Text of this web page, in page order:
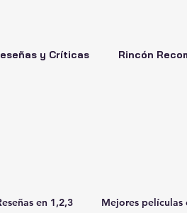
y Críticas Rincón
en 1,2,3 Mejores películas